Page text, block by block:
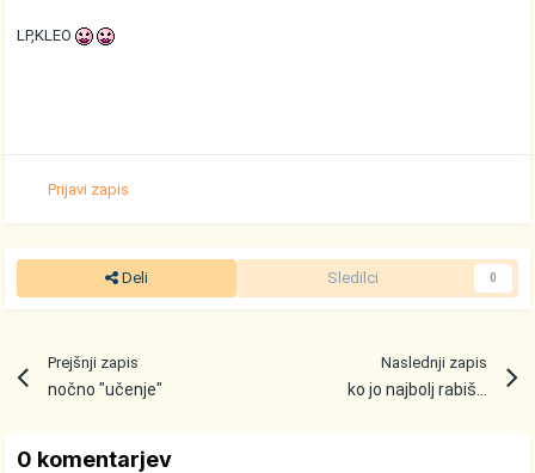
LP,KLEO
Prijavi zapis
Deli Sledilci 0
Prejšnji zapis
nočno "učenje"
Naslednji zapis
ko jo najbolj rabiš...
0 komentarjev